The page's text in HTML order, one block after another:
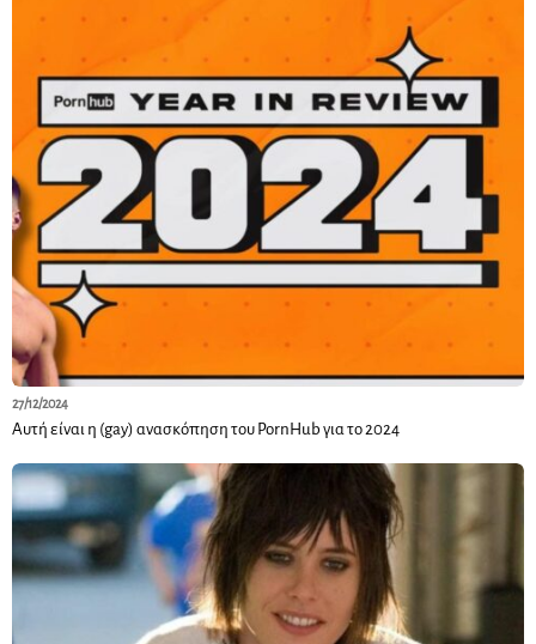
27/12/2024
Αυτή είναι η (gay) ανασκόπηση του PornHub για το 2024